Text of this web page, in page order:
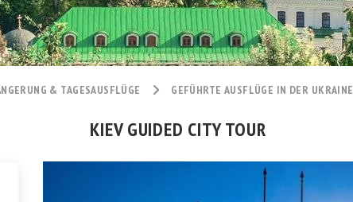
& TAGESAUSFLÜGE GEFÜHRTE AUSFLÜGE IN DER UKRAINE
KIEV GUIDED CITY TOUR